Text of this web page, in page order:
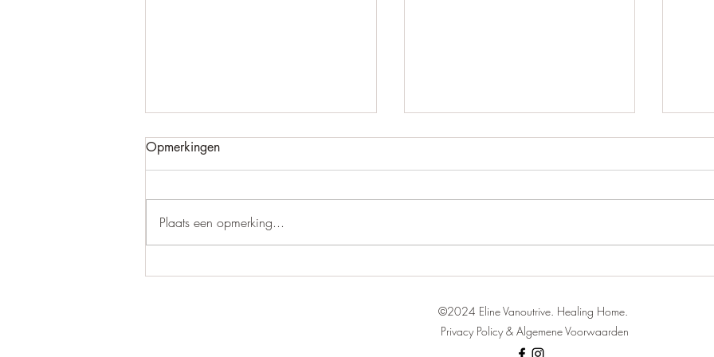
Waarom voelen we ons niet
Doe
Opmerkingen
Plaats een opmerking...
©2024 Eline Vanoutrive. Healing Home.
Privacy Policy & Algemene Voorwaarden